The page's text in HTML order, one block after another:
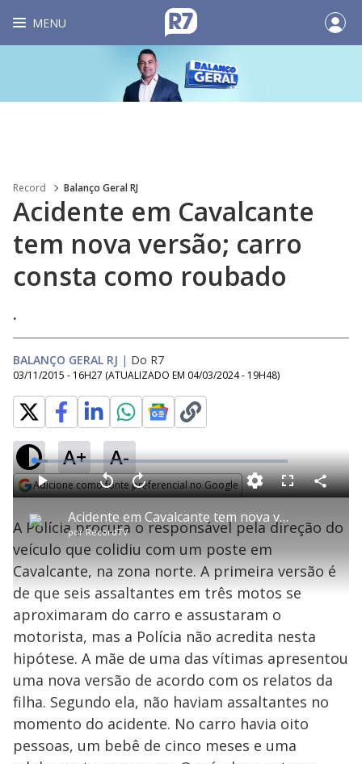
MENU
Record Balanço Geral RJ
Acidente em Cavalcante
tem nova versão; carro
consta como roubado
.
BALANÇO GERAL RJ | Do R7
03/11/2015 - 16H27 (ATUALIZADO EM 04/03/2024 - 19H48)
A+ A-
Adicione como fonte preferencial no Google
P
l
a
y
V
Acidente em Cavalcante tem nova versão; carro consta como roubado
por RecordTV
P V
t
a
r
0
e
g
n
d
A
n
ç
a
1
s
e
u
n
o
s
M
u
d
o
L
o
a
d
e
5
.
5
7
%
F
s
c
n
C
o
a
r
a
A Polícia procura o responsável pela direção do
veículo que colidiu com um poste em
Cavalcante, na zona norte. A primeira versão é
de que seis assaltantes em três motos se
aproximaram do carro e assustaram o
motorista, mas a Polícia não acredita nesta
hipótese. A mãe de uma das vítimas apresentou
uma nova versão de acordo com os relatos da
filha. Segundo ela, não haviam assaltantes no
momento do acidente. No carro havia oito
pessoas, um bebê de cinco meses e uma